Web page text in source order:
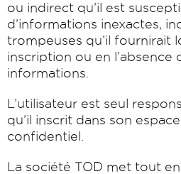
ou indirect qu’il est
d’informations inexactes,
trompeuses qu’il fournirait
inscription ou en l’absence
informations.
L’utilisateur est seul
qu’il inscrit dans son
confidentiel.
La société TOD met tout